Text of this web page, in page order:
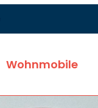
Wohnmobile